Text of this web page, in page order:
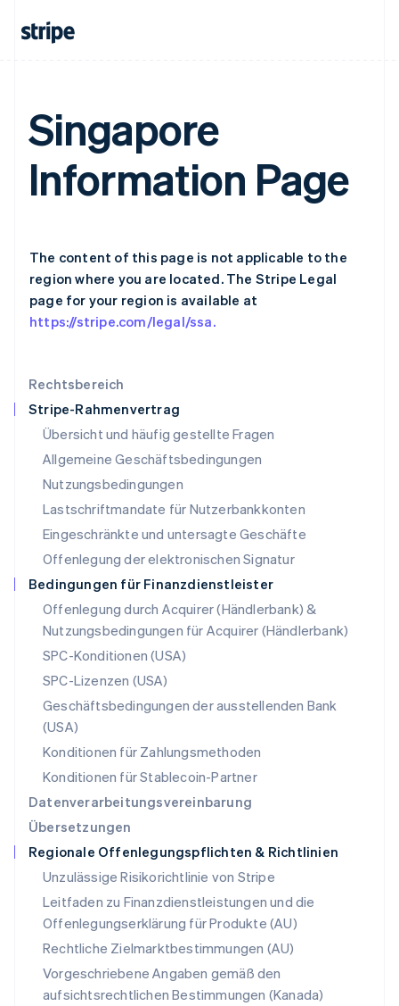
Rechtsbereich
Stripe-Rahmenvertrag
Übersicht und häufig gestellte Fragen
Allgemeine Geschäftsbedingungen
Nutzungsbedingungen
Lastschriftmandate für Nutzerbankkonten
Eingeschränkte und untersagte Geschäfte
Offenlegung der elektronischen Signatur
Bedingungen für Finanzdienstleister
Offenlegung durch Acquirer (Händlerbank) &
Nutzungsbedingungen für Acquirer (Händlerbank)
SPC-Konditionen (USA)
SPC-Lizenzen (USA)
Geschäftsbedingungen der ausstellenden Bank
(USA)
Konditionen für Zahlungsmethoden
Konditionen für Stablecoin-Partner
Datenverarbeitungsvereinbarung
Übersetzungen
Regionale Offenlegungspflichten & Richtlinien
Unzulässige Risikorichtlinie von Stripe
Leitfaden zu Finanzdienstleistungen und die
Offenlegungserklärung für Produkte (AU)
Rechtliche Zielmarktbestimmungen (AU)
Vorgeschriebene Angaben gemäß den
aufsichtsrechtlichen Bestimmungen (Kanada)
Singapore
Information Page
The content of this page is not applicable to the
region where you are located. The Stripe Legal
page for your region is available at
https://stripe.com/legal/ssa.
English
Kanada
EnglishFrançais
Kroatien
EnglishItaliano
Lettland
Deutsch English
English
Luxemburg
FrançaisDeutschEnglish
Malta
English
Mexiko
EspañolEnglish
Neuseeland
Niederlande
NederlandsEnglish
Norwegen
English
Österreich
DeutschEnglish
Polen
English
Portugal
PortuguêsEnglish
English
Schweden
Svenska
Deutsch Français Italiano English
Singapur
Slowakei
English
Slowenien
English Italiano
Sonderverwaltungsregion Hongkong,
China
English简体中文
Spanien
Thailand
ไทยEnglish